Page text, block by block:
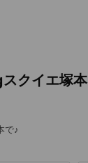
クイエ塚本
で♪